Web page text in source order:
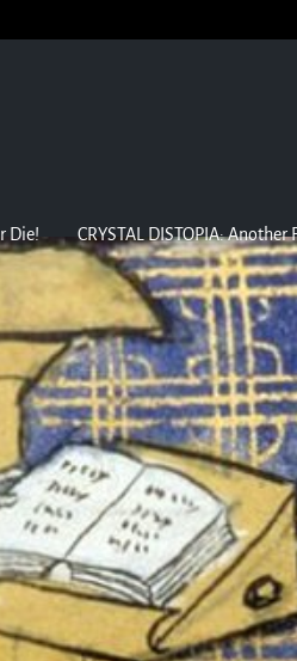
Die! CRYSTAL DISTOPIA: Another